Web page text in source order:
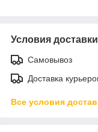
Условия доставки
Самовывоз
Доставка
Все условия